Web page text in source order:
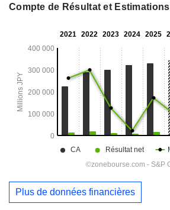
Compte de Résultat et Estimations
Plus de données financières